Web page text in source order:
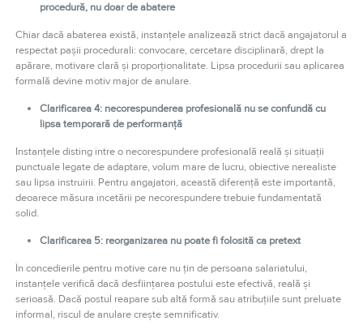
procedură, nu doar de abatere
Chiar dacă abaterea există, instanțele analizează strict dacă angajatorul a
respectat pașii procedurali: convocare, cercetare disciplinară, drept la
apărare, motivare clară și proporționalitate. Lipsa procedurii sau aplicarea
formală devine motiv major de anulare.
Clarificarea 4: necorespunderea profesională nu se confundă cu
lipsa temporară de performanță
Instanțele disting între o necorespundere profesională reală și situații
punctuale legate de adaptare, volum mare de lucru, obiective nerealiste
sau lipsa instruirii. Pentru angajatori, această diferență este importantă,
deoarece măsura încetării pe necorespundere trebuie fundamentată
solid.
Clarificarea 5: reorganizarea nu poate fi folosită ca pretext
În concedierile pentru motive care nu țin de persoana salariatului,
instanțele verifică dacă desființarea postului este efectivă, reală și
serioasă. Dacă postul reapare sub altă formă sau atribuțiile sunt preluate
informal, riscul de anulare crește semnificativ.